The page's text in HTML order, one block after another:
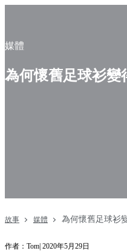
媒體
為何懷舊足球衫變
故事 媒體 為何懷舊足球衫
作者：Tom| 2020年5月29日